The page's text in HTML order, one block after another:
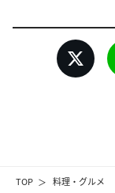
TOP 料理・グルメ